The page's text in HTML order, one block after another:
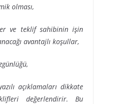
olması,
ve teklif sahibinin işin
avantajlı koşullar,
açıklamaları dikkate
değerlendirir. Bu